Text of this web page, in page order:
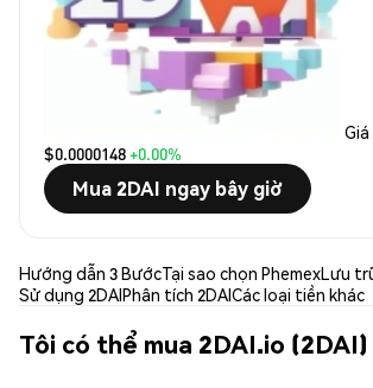
$0.0000148+0.00%
Mua 2DAI ngay bây giờ
Hướng dẫn 3 BướcTại sao chọn PhemexLưu
Sử dụng 2DAIPhân tích 2DAICác loại tiền khác
Tôi có thể mua 2DAI.io